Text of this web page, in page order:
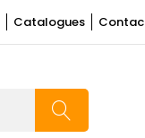
Catalogues